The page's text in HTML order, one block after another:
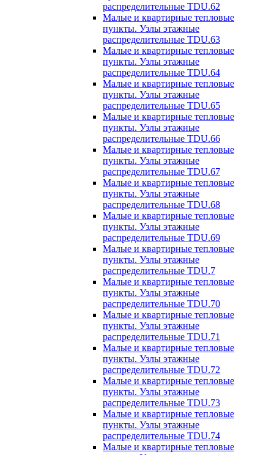
распределительные TDU.62
Малые и квартирные тепловые
пункты. Узлы этажные
распределительные TDU.63
Малые и квартирные тепловые
пункты. Узлы этажные
распределительные TDU.64
Малые и квартирные тепловые
пункты. Узлы этажные
распределительные TDU.65
Малые и квартирные тепловые
пункты. Узлы этажные
распределительные TDU.66
Малые и квартирные тепловые
пункты. Узлы этажные
распределительные TDU.67
Малые и квартирные тепловые
пункты. Узлы этажные
распределительные TDU.68
Малые и квартирные тепловые
пункты. Узлы этажные
распределительные TDU.69
Малые и квартирные тепловые
пункты. Узлы этажные
распределительные TDU.7
Малые и квартирные тепловые
пункты. Узлы этажные
распределительные TDU.70
Малые и квартирные тепловые
пункты. Узлы этажные
распределительные TDU.71
Малые и квартирные тепловые
пункты. Узлы этажные
распределительные TDU.72
Малые и квартирные тепловые
пункты. Узлы этажные
распределительные TDU.73
Малые и квартирные тепловые
пункты. Узлы этажные
распределительные TDU.74
Малые и квартирные тепловые